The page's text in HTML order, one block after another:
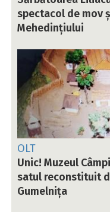
spectacol de mov
Mehedințiului
OLT
Unic! Muzeul
satul reconstituit
Gumelnița